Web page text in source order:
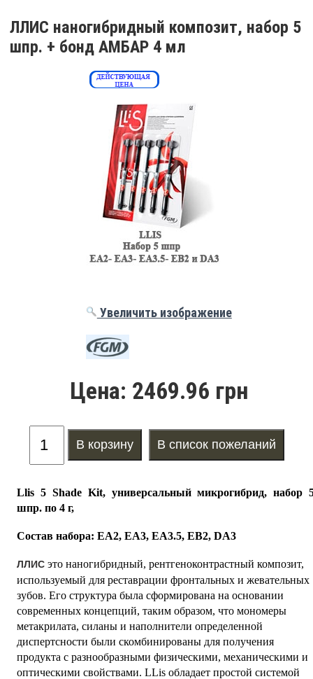
ЛЛИС наногибридный композит, набор 5
шпр. + бонд АМБАР 4 мл
Увеличить изображение
Цена: 2469.96 грн
Llis 5 Shade Kit, универсальный микрогибрид, набор
шпр. по 4 г,
Состав набора: EA2, EA3, EA3.5, EB2, DA3
ЛЛИС это наногибридный, рентгеноконтрастный композит,
используемый для реставрации фронтальных и жевательных
зубов. Его структура была сформирована на основании
современных концепций, таким образом, что мономеры
метакрилата, силаны и наполнители определенной
диспертсности были скомбинированы для получения
продукта с разнообразными физическими, механическими и
оптическими свойствами. LLis обладает простой системой